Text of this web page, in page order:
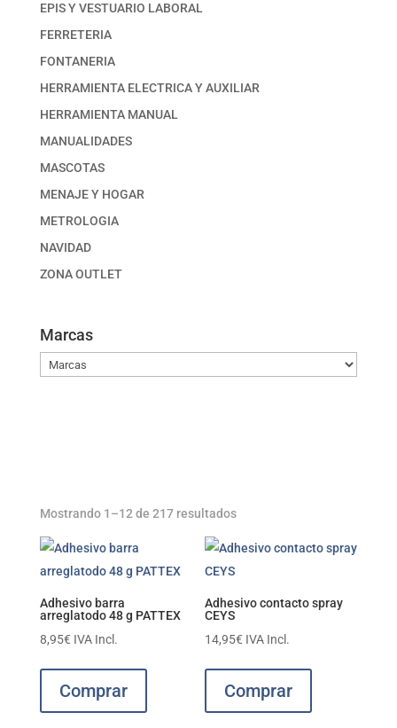
EPIS Y VESTUARIO LABORAL
FERRETERIA
FONTANERIA
HERRAMIENTA ELECTRICA Y AUXILIAR
HERRAMIENTA MANUAL
MANUALIDADES
MASCOTAS
MENAJE Y HOGAR
METROLOGIA
NAVIDAD
ZONA OUTLET
Marcas
Mostrando 1–12 de 217 resultados
Adhesivo barra
arreglatodo 48 g PATTEX
8,95€ IVA Incl.
Comprar
Adhesivo contacto spray
CEYS
14,95€ IVA Incl.
Comprar